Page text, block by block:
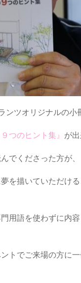
ンツオリジナルの小
つのヒント集』 が
でくださった方が、
を描いていただけ
用語を使わずに内
トでご来場の方に